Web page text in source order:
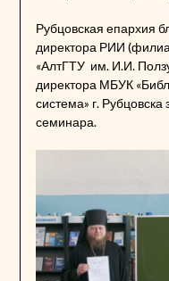
Рубцовская епархия
директора РИИ
«АлтГТУ им. И.И.
директора МБУК
система» г.
семинара.